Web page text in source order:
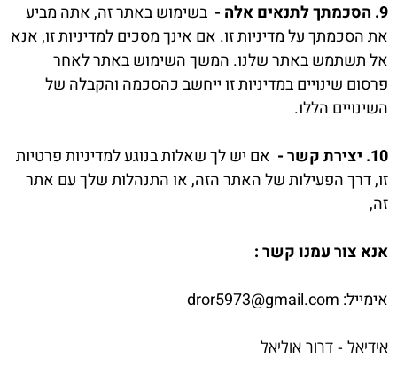
9. הסכמתך לתנאים אלה -
בשימוש באתר זה, אתה מביע
את הסכמתך על מדיניות זו. אם אינך מסכים למדיניות זו, אנא
אל תשתמש באתר שלנו. המשך השימוש באתר לאחר
פרסום שינויים במדיניות זו ייחשב כהסכמה והקבלה של
השינויים הללו.
10. יצירת קשר -
אם יש לך שאלות בנוגע למדיניות פרטיות
זו, דרך הפעילות של האתר הזה, או התנהלות שלך עם אתר
זה,
אנא צור עמנו קשר :
אימייל: dror5973@gmail.com
אידיאל - דרור אוליאל